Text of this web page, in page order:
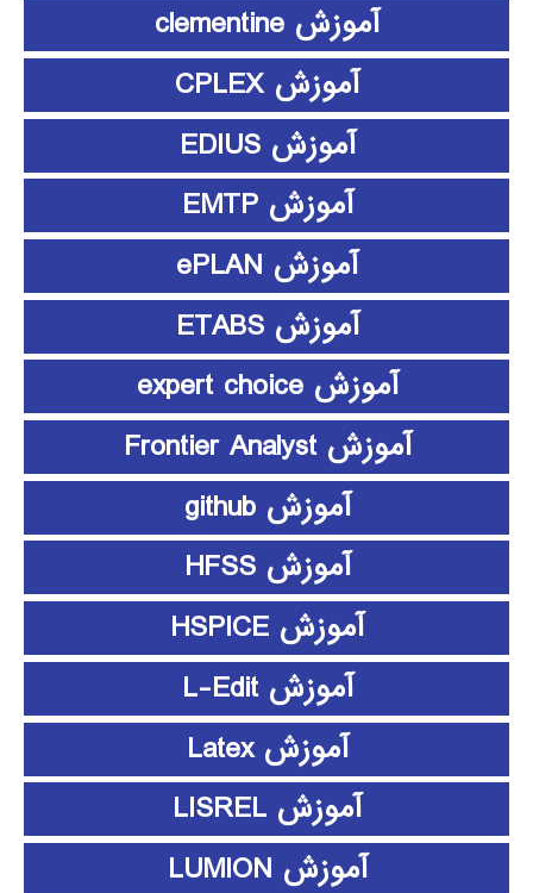
آموزش clementine
آموزش CPLEX
آموزش EDIUS
آموزش EMTP
آموزش ePLAN
آموزش ETABS
آموزش expert choice
آموزش Frontier Analyst
آموزش github
آموزش HFSS
آموزش HSPICE
آموزش L-Edit
آموزش Latex
آموزش LISREL
آموزش LUMION